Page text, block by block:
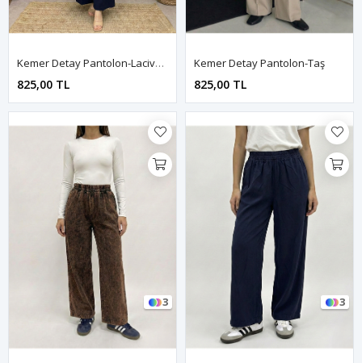
Kemer Detay Pantolon-Lacivert
825,00 TL
Kemer Detay Pantolon-Taş
825,00 TL
3 3